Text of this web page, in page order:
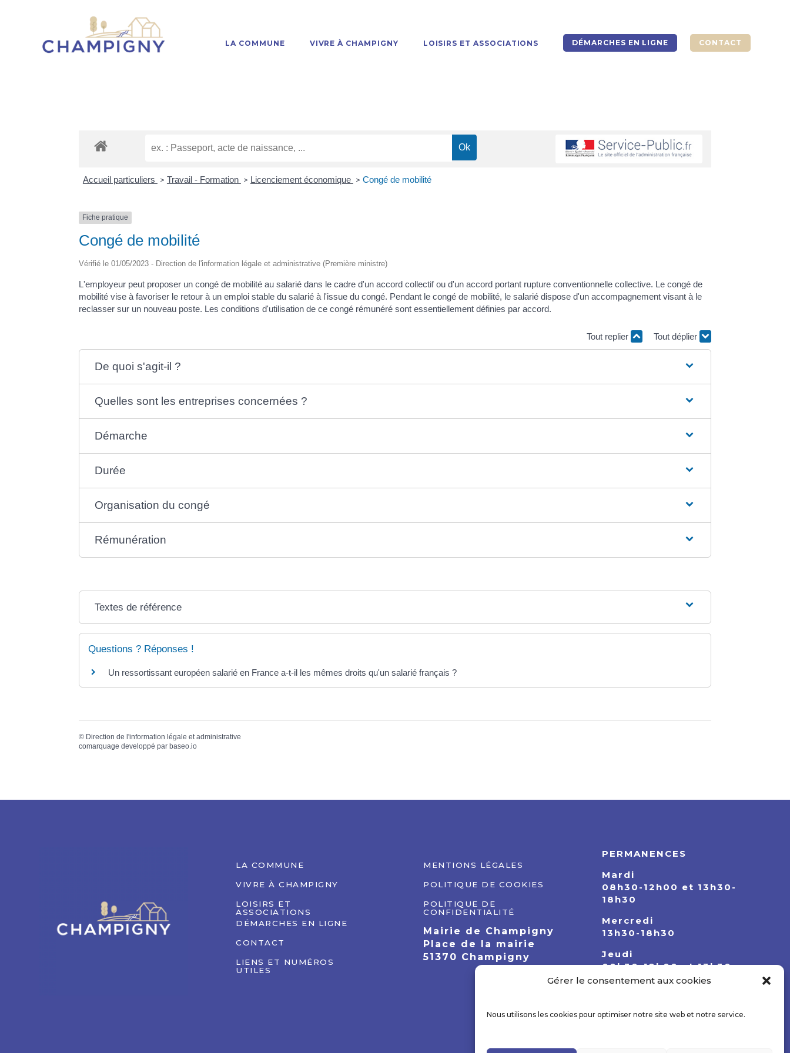
Gérer le consentement aux cookies
Nous utilisons les cookies pour optimiser notre site web et notre service.
LA COMMUNE VIVRE À CHAMPIGNY LOISIRS ET ASSOCIATIONS DÉMARCHES EN LIGNE CONTACT
Accueil particuliers > Travail - Formation > Licenciement économique > Congé de mobilité
Fiche pratique
Congé de mobilité
Vérifié le 01/05/2023 - Direction de l'information légale et administrative (Première ministre)
L'employeur peut proposer un congé de mobilité au salarié dans le cadre d'un accord collectif ou d'un accord portant rupture conventionnelle collective. Le congé de
mobilité vise à favoriser le retour à un emploi stable du salarié à l'issue du congé. Pendant le congé de mobilité, le salarié dispose d'un accompagnement visant à le
reclasser sur un nouveau poste. Les conditions d'utilisation de ce congé rémunéré sont essentiellement définies par accord.
Tout replier Tout déplier
De quoi s'agit-il ?
Quelles sont les entreprises concernées ?
Démarche
Durée
Organisation du congé
Rémunération
Textes de référence
Questions ? Réponses !
Un ressortissant européen salarié en France a-t-il les mêmes droits qu'un salarié français ?
© Direction de l'information légale et administrative
comarquage developpé par baseo.io
LA COMMUNE
VIVRE À CHAMPIGNY
LOISIRS ET
ASSOCIATIONS
DÉMARCHES EN LIGNE
CONTACT
LIENS ET NUMÉROS
UTILES
MENTIONS LÉGALES
POLITIQUE DE COOKIES
POLITIQUE DE
CONFIDENTIALITÉ
Mairie de Champigny
Place de la mairie
51370 Champigny
PERMANENCES
Mardi
08h30-12h00 et 13h30-
18h30
Mercredi
13h30-18h30
Jeudi
08h30-12h00 et 13h30-
18h30